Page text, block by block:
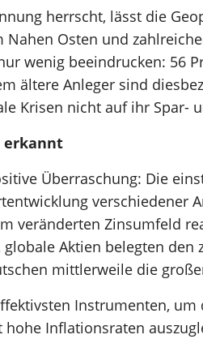
herrscht, lässt die
Osten und
wenig beeindrucken: 56
ältere Anleger sind
Krisen nicht auf ihr Spar-
erkannt
Überraschung: Die
verschiedener
veränderten Zinsumfeld
Aktien belegten
mittlerweile die
Instrumenten,
hohe Inflationsraten